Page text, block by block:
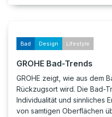
Bad Design Lifestyle
GROHE Bad-Trends
GROHE zeigt, wie aus dem
Rückzugsort wird. Die Bad-
Individualität und sinnliches
von samtigen Oberflächen